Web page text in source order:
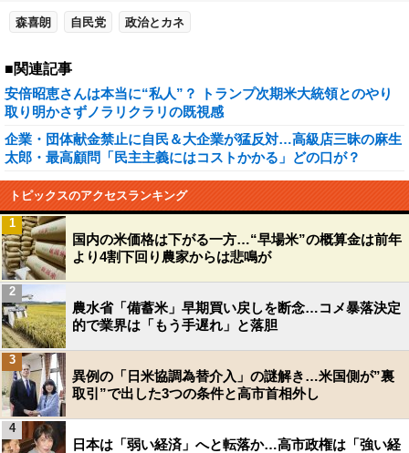
森喜朗 自民党 政治とカネ
■関連記事
安倍昭恵さんは本当に“私人”？ トランプ次期米大統領とのやり
取り明かさずノラリクラリの既視感
企業・団体献金禁止に自民＆大企業が猛反対…高級店三昧の麻生
太郎・最高顧問「民主主義にはコストかかる」どの口が？
トピックスのアクセスランキング
国内の米価格は下がる一方…“早場米”の概算金は前年
より4割下回り農家からは悲鳴が
1
農水省「備蓄米」早期買い戻しを断念…コメ暴落決定
的で業界は「もう手遅れ」と落胆
2
異例の「日米協調為替介入」の謎解き…米国側が”裏
取引”で出した3つの条件と高市首相外し
3
日本は「弱い経済」へと転落か…高市政権は「強い経
4